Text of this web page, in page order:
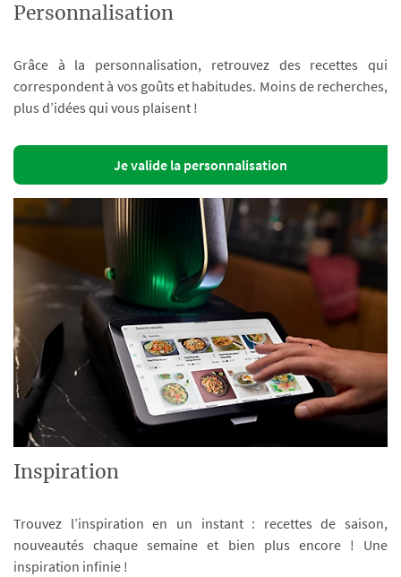
Personnalisation
Grâce à la personnalisation, retrouvez des recettes qui
correspondent à vos goûts et habitudes. Moins de recherches,
plus d’idées qui vous plaisent !
Je valide la personnalisation
Inspiration
Trouvez l’inspiration en un instant : recettes de saison,
nouveautés chaque semaine et bien plus encore ! Une
inspiration infinie !